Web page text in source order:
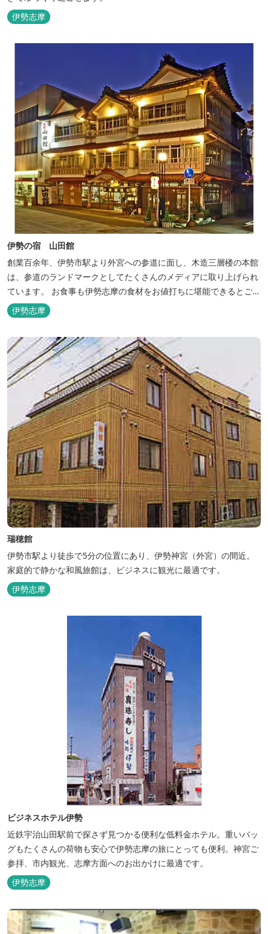
伊勢志摩
伊勢の宿 山田館
創業百余年、伊勢市駅より外宮への参道に面し、木造三層楼の本館
は、参道のランドマークとしてたくさんのメディアに取り上げられ
ています。 お食事も伊勢志摩の食材をお値打ちに堪能できるとご好
評いただいています。
伊勢志摩
瑞穂館
伊勢市駅より徒歩で5分の位置にあり、伊勢神宮（外宮）の間近。
家庭的で静かな和風旅館は、ビジネスに観光に最適です。
伊勢志摩
ビジネスホテル伊勢
近鉄宇治山田駅前で探さず見つかる便利な低料金ホテル。重いバッ
グもたくさんの荷物も安心で伊勢志摩の旅にとっても便利。神宮ご
参拝、市内観光、志摩方面へのお出かけに最適です。
伊勢志摩